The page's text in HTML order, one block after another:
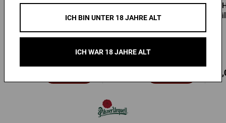
Hr. Softshelljacke Pilsner
Vorrätig > 10 Stk.
Schwarze Herrenjacke
Radegast
Vorrätig > 5 Stk.
39,13 €
ICH BIN UNTER 18 JAHRE ALT
ICH WAR 18 JAHRE ALT